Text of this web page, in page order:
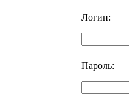
Логин:
Пароль: